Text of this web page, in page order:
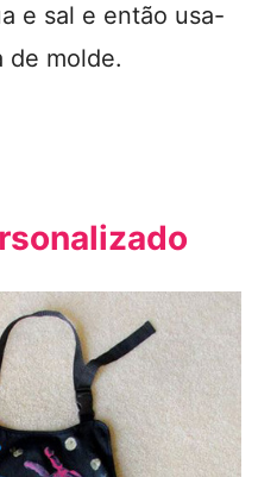
e sal e então usa-
de molde.